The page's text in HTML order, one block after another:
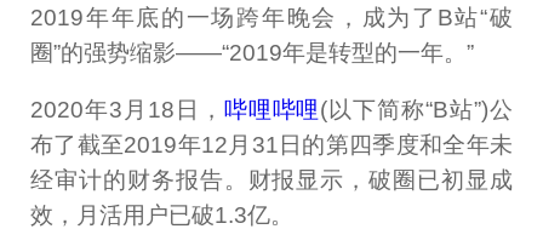
2019年年底的一场跨年晚会，成为了B站“破
圈”的强势缩影——“2019年是转型的一年。”
2020年3月18日， 哔哩哔哩(以下简称“B站”)公
布了截至2019年12月31日的第四季度和全年未
经审计的财务报告。财报显示，破圈已初显成
效，月活用户已破1.3亿。